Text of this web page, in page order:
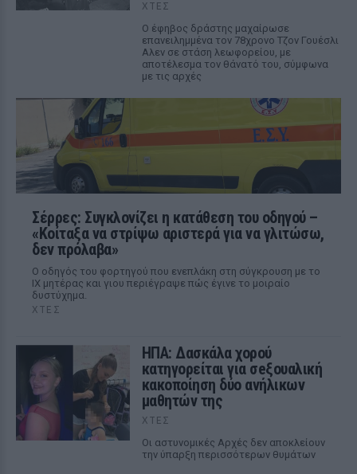
ΧΤΕΣ
Ο έφηβος δράστης μαχαίρωσε
επανειλημμένα τον 78χρονο Τζον Γουέσλι
Αλεν σε στάση λεωφορείου, με
αποτέλεσμα τον θάνατό του, σύμφωνα
με τις αρχές
Σέρρες: Συγκλονίζει η κατάθεση του οδηγού –
«Κοίταξα να στρίψω αριστερά για να γλιτώσω,
δεν πρόλαβα»
Ο οδηγός του φορτηγού που ενεπλάκη στη σύγκρουση με το
ΙΧ μητέρας και γιου περιέγραψε πώς έγινε το μοιραίο
δυστύχημα.
ΧΤΕΣ
ΗΠΑ: Δασκάλα χορού
κατηγορείται για σeξουαλική
κακοποίηση δύο ανήλικων
μαθητών της
ΧΤΕΣ
Οι αστυνομικές Αρχές δεν αποκλείουν
την ύπαρξη περισσότερων θυμάτων